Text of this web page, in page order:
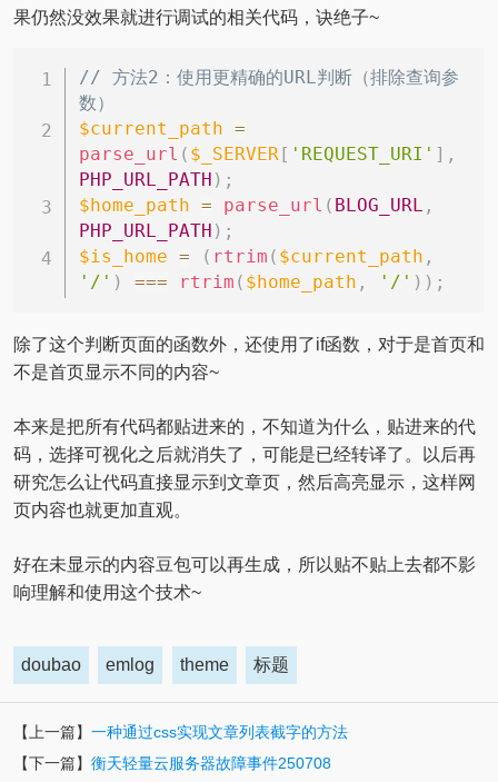
果仍然没效果就进行调试的相关代码，诀绝子~
// 方法2：使用更精确的URL判断（排除查询参
数）
$current_path
=
parse_url ( $_SERVER[ 'REQUEST_URI' ] ,
PHP_URL_PATH ) ;
$home_path
= parse_url ( BLOG_URL ,
PHP_URL_PATH ) ;
$is_home
= ( rtrim ( $current_path ,
'/' ) === rtrim ( $home_path , '/' ) ) ;
复制
除了这个判断页面的函数外，还使用了if函数，对于是首页和
不是首页显示不同的内容~
本来是把所有代码都贴进来的，不知道为什么，贴进来的代
码，选择可视化之后就消失了，可能是已经转译了。以后再
研究怎么让代码直接显示到文章页，然后高亮显示，这样网
页内容也就更加直观。
好在未显示的内容豆包可以再生成，所以贴不贴上去都不影
响理解和使用这个技术~
doubao emlog theme 标题
【上一篇】 一种通过css实现文章列表截字的方法
【下一篇】 衡天轻量云服务器故障事件250708